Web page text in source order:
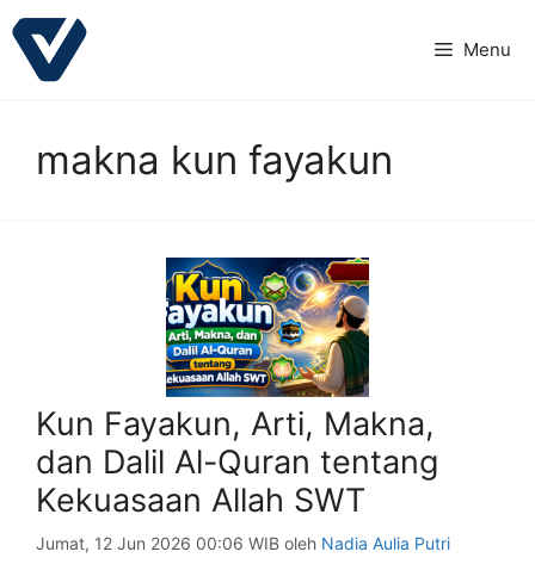
Langsung
ke
Menu
makna kun fayakun
Kun Fayakun, Arti, Makna,
dan Dalil Al-Quran tentang
Kekuasaan Allah SWT
Jumat, 12 Jun 2026 00:06 WIB oleh Nadia Aulia Putri